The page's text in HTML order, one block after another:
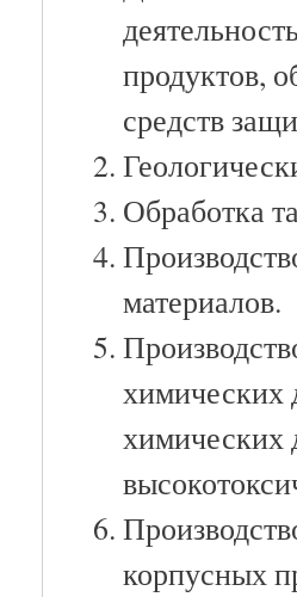
продуктов,
средств
Обработка
материалов.
химических
химических
корпусных